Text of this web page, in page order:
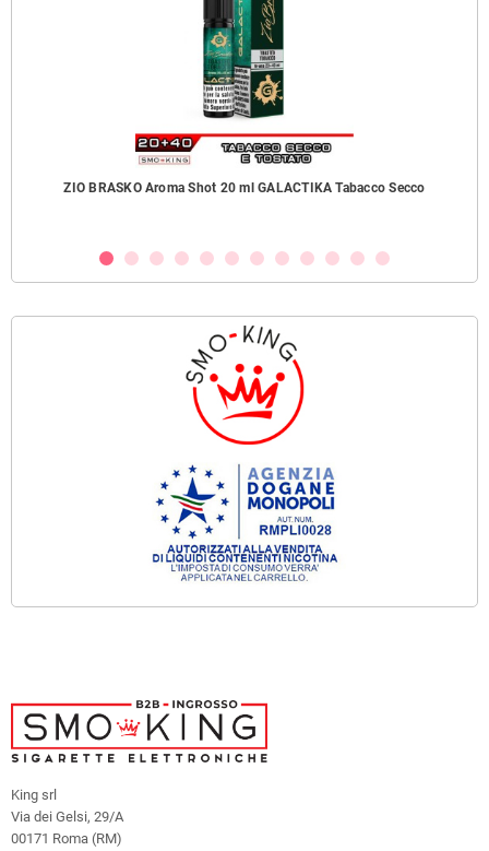
ZIO BRASKO Aroma Shot 20 ml GALACTIKA Tabacco Secco
King srl
Via dei Gelsi, 29/A
00171 Roma (RM)